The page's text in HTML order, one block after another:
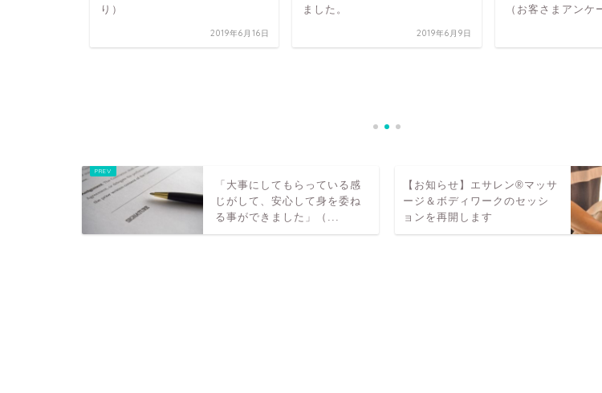
り）
2019年6月16日
ました。
2019年6月9日
（お客さまアンケ
「大事にしてもらっている感
じがして、安心して身を委ね
る事ができました」（...
【お知らせ】エサレン®マッサ
ージ＆ボディワークのセッシ
ョンを再開します